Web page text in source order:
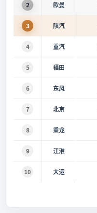
2 欧曼
3 陕汽
4 重汽
5 福田
6 东风
7 北京
8 乘龙
9 江淮
10 大运